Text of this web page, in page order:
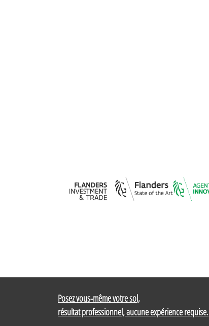
Posez vous-même votre sol,
résultat professionnel, aucune expérience requise.